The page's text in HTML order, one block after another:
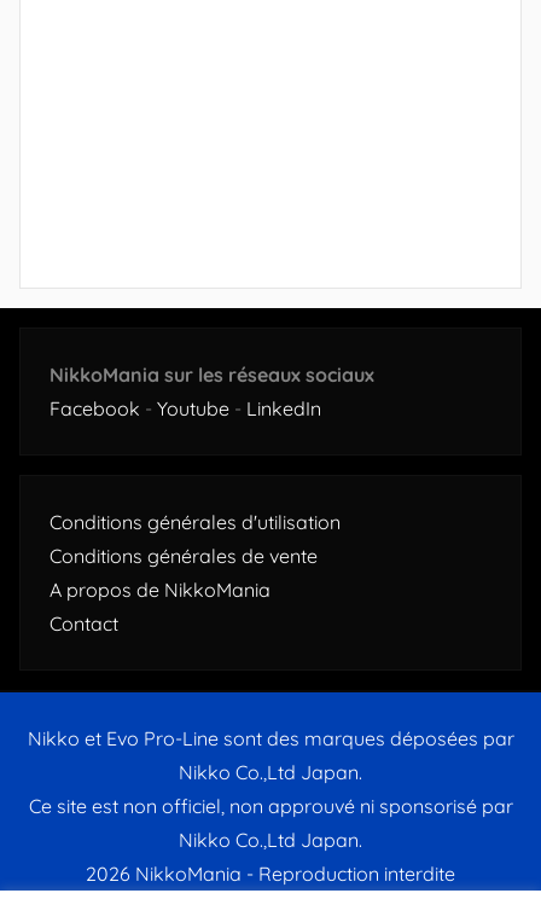
NikkoMania sur les réseaux sociaux
Facebook - Youtube - LinkedIn
Conditions générales d'utilisation
Conditions générales de vente
A propos de NikkoMania
Contact
Nikko et Evo Pro-Line sont des marques déposées par
Nikko Co.,Ltd Japan.
Ce site est non officiel, non approuvé ni sponsorisé par
Nikko Co.,Ltd Japan.
2026 NikkoMania - Reproduction interdite